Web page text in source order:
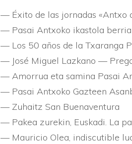
— Éxito de las jornadas «Antxo
— Pasai Antxoko ikastola
— Los 50 años de la Txaranga
— José Miguel Lazkano —
— Amorrua eta samina Pasai
— Pasai Antxoko Gazteen
— Zuhaitz San Buenaventura
— Pakea zurekin, Euskadi. La
— Mauricio Olea, indiscutible